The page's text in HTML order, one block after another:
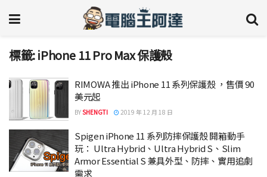
標籤:iPhone 11 Pro Max 保護殼
RIMOWA 推出 iPhone 11 系列保護殼 ，售價 90
美元起
BYSHENGTI 2019 年 12 月 18 日
Spigen iPhone 11 系列防摔保護殼 開箱動手
玩： Ultra Hybrid、Ultra Hybrid S、Slim
Armor Essential S 兼具外型、防摔、實用追劇
需求